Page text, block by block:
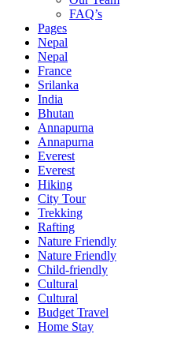
FAQ’s
Pages
Nepal
Nepal
France
Srilanka
India
Bhutan
Annapurna
Annapurna
Everest
Everest
Hiking
City Tour
Trekking
Rafting
Nature Friendly
Nature Friendly
Child-friendly
Cultural
Cultural
Budget Travel
Home Stay